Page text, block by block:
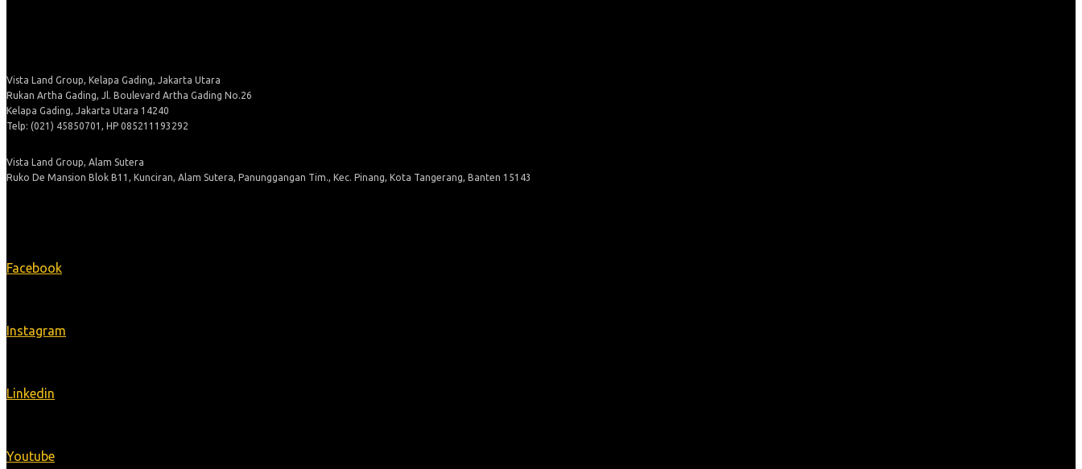
Vista Land Group, Kelapa Gading, Jakarta Utara
Rukan Artha Gading, Jl. Boulevard Artha Gading No.26
Kelapa Gading, Jakarta Utara 14240
Telp: (021) 45850701, HP 085211193292
Vista Land Group, Alam Sutera
Ruko De Mansion Blok B11, Kunciran, Alam Sutera, Panunggangan Tim., Kec. Pinang, Kota Tangerang, Banten 15143
Facebook
Instagram
Linkedin
Youtube